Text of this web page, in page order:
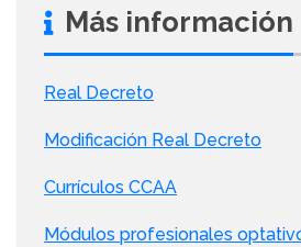
Más información
Real Decreto
Modificación Real Decreto
Currículos CCAA
Módulos profesionales